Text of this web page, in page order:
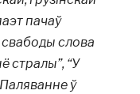
пачаў
свабоды слова
стралы”, “У
ў